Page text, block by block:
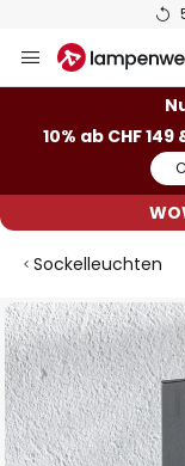
Inhalt
10% ab CHF 149
Sockelleuchten
Zum
Ende
der
Bildgalerie
springen